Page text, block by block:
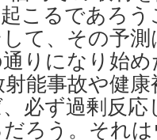
こるであろ
て、その予
りになり始
能事故や健
必ず過剰反
ろう。それ